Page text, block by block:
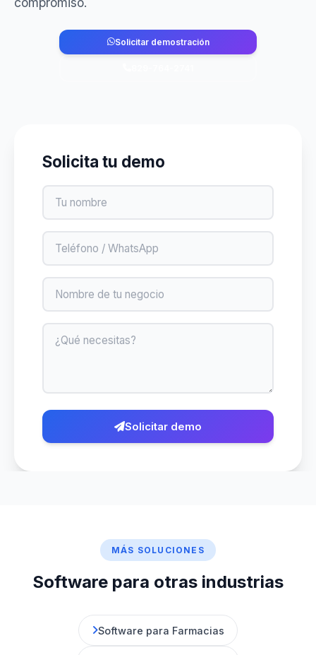
Solicitar demostración
Solicita tu demo
Nombre
Teléfono
Solicitar demo
MÁS SOLUCIONES
Software para otras industrias
Software para Farmacias